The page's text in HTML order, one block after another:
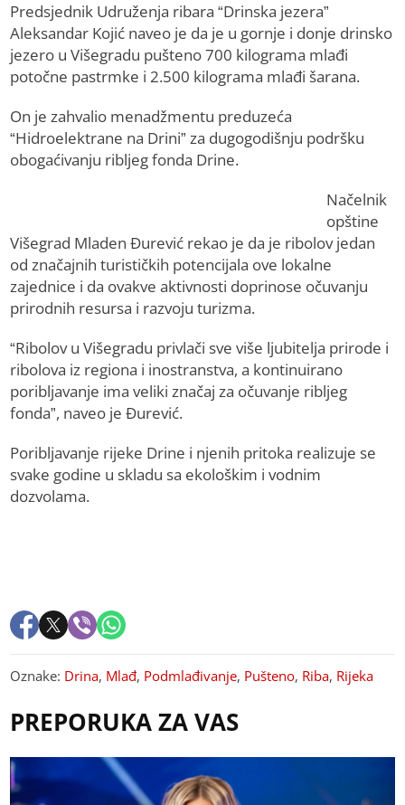
Predsjednik Udruženja ribara “Drinska jezera”
Aleksandar Kojić naveo je da je u gornje i donje drinsko
jezero u Višegradu pušteno 700 kilograma mlađi
potočne pastrmke i 2.500 kilograma mlađi šarana.
On je zahvalio menadžmentu preduzeća
“Hidroelektrane na Drini” za dugogodišnju podršku
obogaćivanju ribljeg fonda Drine.
Načelnik
opštine
Višegrad Mladen Đurević rekao je da je ribolov jedan
od značajnih turističkih potencijala ove lokalne
zajednice i da ovakve aktivnosti doprinose očuvanju
prirodnih resursa i razvoju turizma.
“Ribolov u Višegradu privlači sve više ljubitelja prirode i
ribolova iz regiona i inostranstva, a kontinuirano
poribljavanje ima veliki značaj za očuvanje ribljeg
fonda”, naveo je Đurević.
Poribljavanje rijeke Drine i njenih pritoka realizuje se
svake godine u skladu sa ekološkim i vodnim
dozvolama.
Oznake: Drina, Mlađ, Podmlađivanje, Pušteno, Riba, Rijeka
PREPORUKA ZA VAS